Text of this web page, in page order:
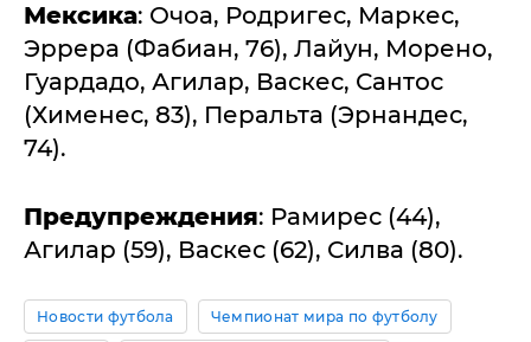
Мексика: Очоа, Родригес, Маркес,
Эррера (Фабиан, 76), Лайун, Морено,
Гуардадо, Агилар, Васкес, Сантос
(Хименес, 83), Перальта (Эрнандес,
74).
Предупреждения: Рамирес (44),
Агилар (59), Васкес (62), Силва (80).
Новости футбола Чемпионат мира по футболу